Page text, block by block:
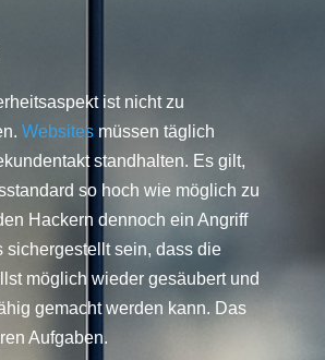
ist nicht zu
Websitesmüssen täglich
standhalten. Es gilt,
so hoch wie möglich zu
Hackern dennoch ein Angriff
sichergestellt sein, dass die
möglich wieder gesäubert und
gemacht werden kann. Das
Aufgaben.